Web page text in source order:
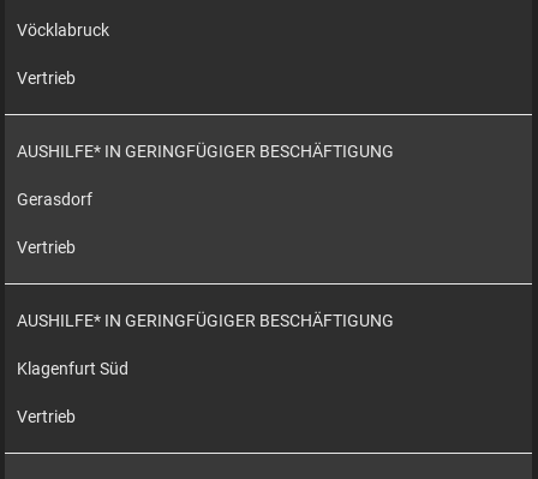
Vöcklabruck
Vertrieb
AUSHILFE* IN GERINGFÜGIGER BESCHÄFTIGUNG
Gerasdorf
Vertrieb
AUSHILFE* IN GERINGFÜGIGER BESCHÄFTIGUNG
Klagenfurt Süd
Vertrieb